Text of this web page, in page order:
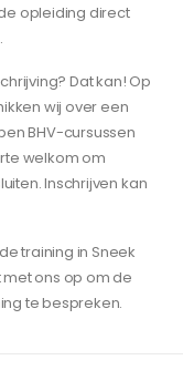
opleiding direct
Dat kan! Op
wij over een
BHV-cursussen
welkom om
Inschrijven kan
training in Sneek
ons op om de
te bespreken.